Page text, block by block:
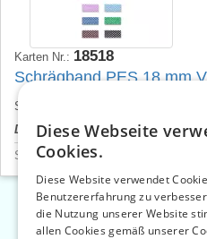
Karten Nr.: 18518
Schrägband PES 18 mm
Schrägband, Breite 18 mm. Preis
Der Produktpreis wird nach dem
Schrägstreifen>
Diese Webseite
Cookies.
Diese Website verwendet
Benutzererfahrung zu
die Nutzung unserer Website
allen Cookies gemäß unserer